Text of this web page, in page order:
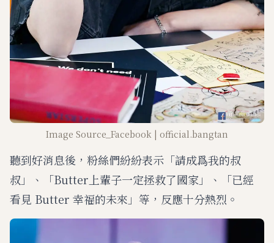
Image Source_Facebook | official.bangtan
聽到好消息後，粉絲們紛紛表示「請成爲我的叔
叔」、「Butter上輩子一定拯救了國家」、「已經
看見 Butter 幸福的未來」等，反應十分熱烈。